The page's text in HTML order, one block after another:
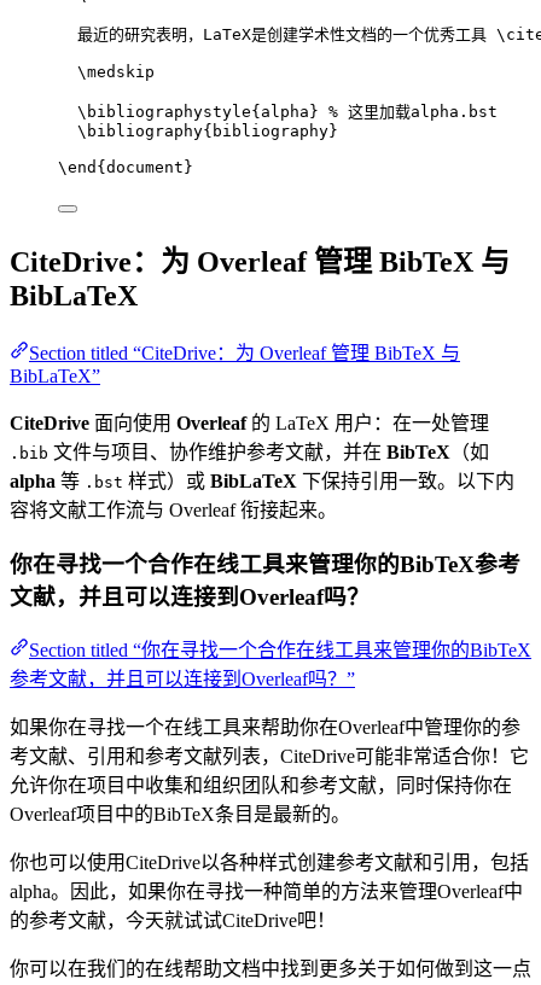
最近的研究表明，LaTeX是创建学术性文档的一个优秀工具
\medskip
\bibliographystyle{alpha} % 这里加载alpha.bst
\bibliography{bibliography}
\end { document }
CiteDrive：为 Overleaf 管理 BibTeX 与
BibLaTeX
Section titled “CiteDrive：为 Overleaf 管理 BibTeX 与
BibLaTeX”
CiteDrive 面向使用 Overleaf的 LaTeX 用户：在一处管理
.bib 文件与项目、协作维护参考文献，并在 BibTeX （如
alpha 等 .bst 样式）或 BibLaTeX 下保持引用一致。以下内
容将文献工作流与 Overleaf 衔接起来。
你在寻找一个合作在线工具来管理你的BibTeX参考
文献，并且可以连接到Overleaf吗？
Section titled “你在寻找一个合作在线工具来管理你的BibTeX
参考文献，并且可以连接到Overleaf吗？”
如果你在寻找一个在线工具来帮助你在Overleaf中管理你的参
考文献、引用和参考文献列表，CiteDrive可能非常适合你！它
允许你在项目中收集和组织团队和参考文献，同时保持你在
Overleaf项目中的BibTeX条目是最新的。
你也可以使用CiteDrive以各种样式创建参考文献和引用，包括
alpha。因此，如果你在寻找一种简单的方法来管理Overleaf中
的参考文献，今天就试试CiteDrive吧！
你可以在我们的在线帮助文档中找到更多关于如何做到这一点